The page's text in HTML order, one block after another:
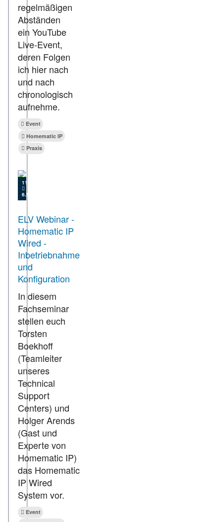
regelmäßigen
Abständen
ein YouTube
Live-Event,
deren Folgen
ich hier nach
und nach
chronologisch
aufnehme.
Event
Homematic IP
Praxis
11.05.2021
6.513
ELV Webinar -
Homematic IP
Wired -
Inbetriebnahme
und
Konfiguration
In diesem
Fachseminar
stellen euch
Torsten
Boekhoff
(Teamleiter
unseres
Technical
Support
Centers) und
Holger Arends
(Gast und
Experte von
Homematic IP)
das Homematic
IP Wired
System vor.
Event